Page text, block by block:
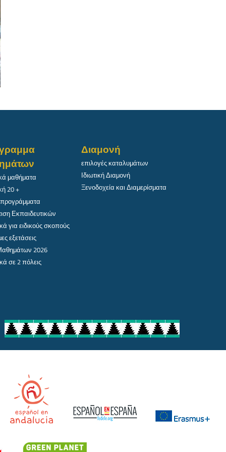
μαθήματα
20 +
προγράμματα
Εκπαιδευτικών
για ειδικούς σκοπούς
εξετάσεις
2026
σε 2 πόλεις
Διαμονή
επιλογές καταλυμάτων
Ιδιωτική Διαμονή
Ξενοδοχεία και Διαμερίσματα